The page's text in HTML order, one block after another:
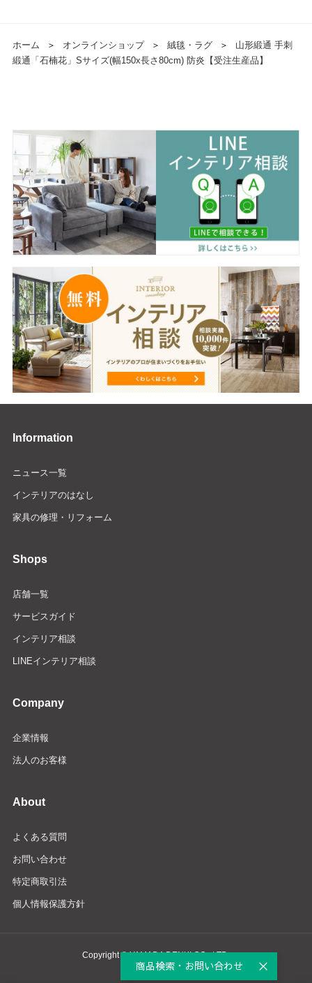
ホーム ＞ オンラインショップ ＞ 絨毯・ラグ ＞
山形緞通 手刺
緞通「石楠花」Sサイズ(幅150x長さ80cm) 防炎【受注生産品】
Information
ニュース一覧
インテリアのはなし
家具の修理・リフォーム
Shops
店舗一覧
サービスガイド
インテリア相談
LINEインテリア相談
Company
企業情報
法人のお客様
About
よくある質問
お問い合わせ
特定商取引法
個人情報保護方針
Copyright © YAMADA DENKI CO., LTD.
商品検索・お問い合わせ